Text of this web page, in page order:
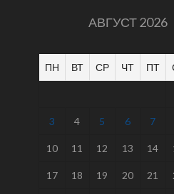
АВГУСТ 2026
ПН ВТ СР ЧТ ПТ
3 4 5 6 7
10 11 12 13 14
17 18 19 20 21